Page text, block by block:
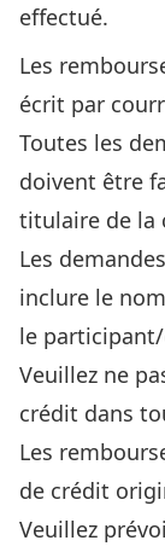
effectué.
Les
écrit par
Toutes les
doivent être
titulaire de la
Les
inclure le
le
Veuillez ne
crédit dans
Les
de crédit
Veuillez